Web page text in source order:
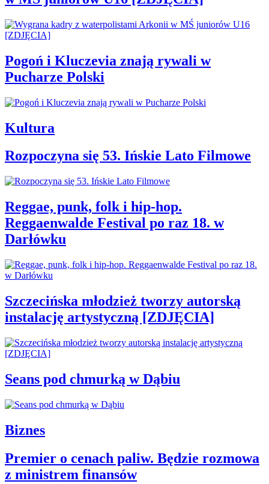
Pogoń i Kluczevia znają rywali w
Pucharze Polski
Kultura
Rozpoczyna się 53. Ińskie Lato Filmowe
Reggae, punk, folk i hip-hop.
Reggaenwalde Festival po raz 18. w
Darłówku
Szczecińska młodzież tworzy autorską
instalację artystyczną [ZDJĘCIA]
Seans pod chmurką w Dąbiu
Biznes
Premier o cenach paliw. Będzie rozmowa
z ministrem finansów